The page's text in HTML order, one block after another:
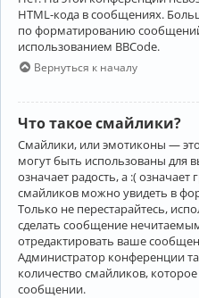
HTML-кода в сообщениях.
по форматированию
использованием BBCode.
Вернуться к началу
Что такое смайлики?
Смайлики, или эмотиконы —
могут быть использованы для
означает радость, а :( означает
смайликов можно увидеть в
Только не перестарайтесь,
сделать сообщение
отредактировать ваше
Администратор конференции
количество смайликов,
сообщении.